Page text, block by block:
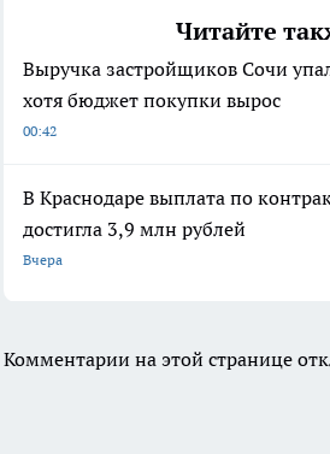
Читайте
Выручка застройщиков Сочи
хотя бюджет покупки вырос
00:42
В Краснодаре выплата по
достигла 3,9 млн рублей
Вчера
Комментарии на этой странице